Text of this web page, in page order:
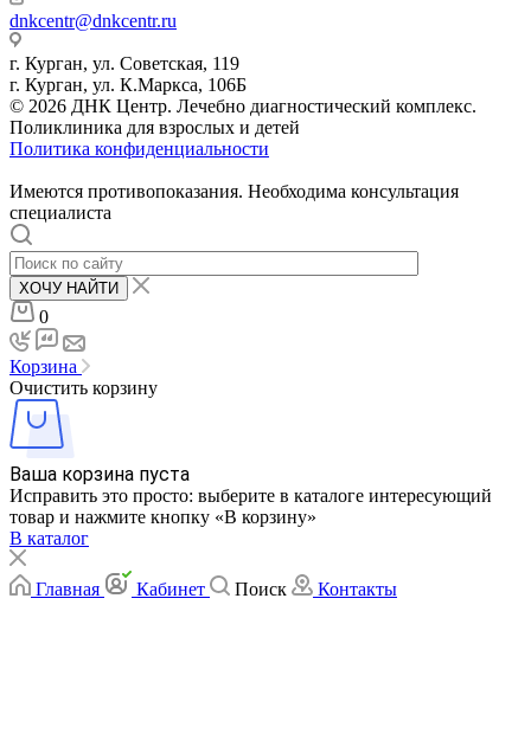
dnkcentr@dnkcentr.ru
г. Курган, ул. Советская, 119
г. Курган, ул. К.Маркса, 106Б
© 2026 ДНК Центр. Лечебно диагностический комплекс.
Поликлиника для взрослых и детей
Политика конфиденциальности
Имеются противопоказания. Необходима консультация
специалиста
ХОЧУ НАЙТИ
0
Корзина
Очистить корзину
Ваша корзина пуста
Исправить это просто: выберите в каталоге интересующий
товар и нажмите кнопку «В корзину»
В каталог
Главная Кабинет Поиск Контакты